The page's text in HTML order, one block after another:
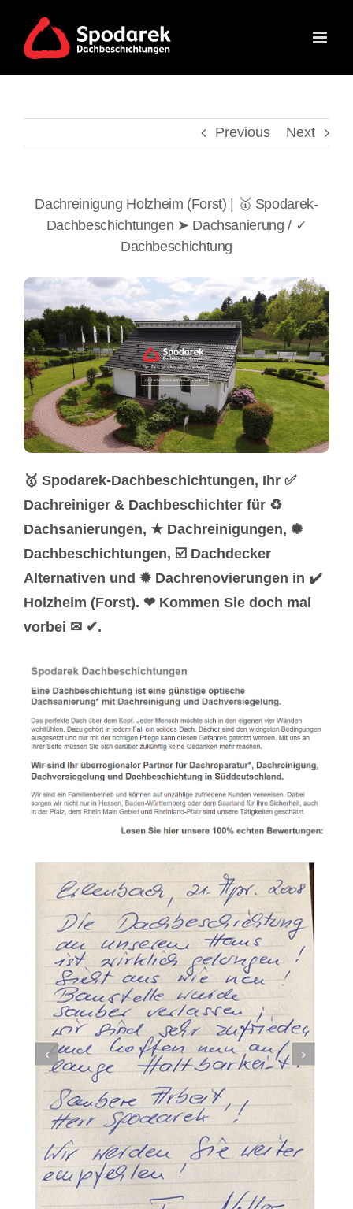
content
Previous Next
Dachreinigung Holzheim (Forst) | 🥇 Spodarek-
Dachbeschichtungen ➤ Dachsanierung / ✓
Dachbeschichtung
🥇 Spodarek-Dachbeschichtungen, Ihr ✅
Dachreiniger & Dachbeschichter für ♻
Dachsanierungen, ★ Dachreinigungen, ✺
Dachbeschichtungen, ☑️ Dachdecker
Alternativen und ✹ Dachrenovierungen in ✔️
Holzheim (Forst). ❤ Kommen Sie doch mal
vorbei ✉ ✔.